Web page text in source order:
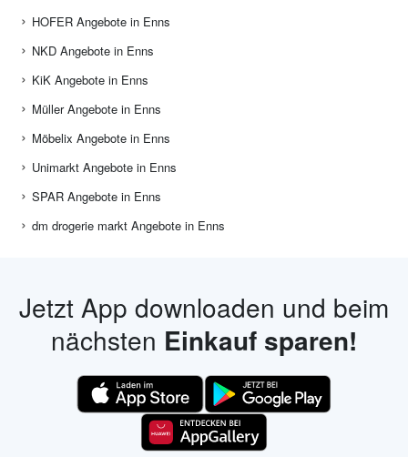
HOFER Angebote in Enns
NKD Angebote in Enns
KiK Angebote in Enns
Müller Angebote in Enns
Möbelix Angebote in Enns
Unimarkt Angebote in Enns
SPAR Angebote in Enns
dm drogerie markt Angebote in Enns
Jetzt App downloaden und beim
nächsten Einkauf sparen!